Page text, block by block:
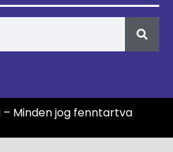
– Minden jog fenntartva